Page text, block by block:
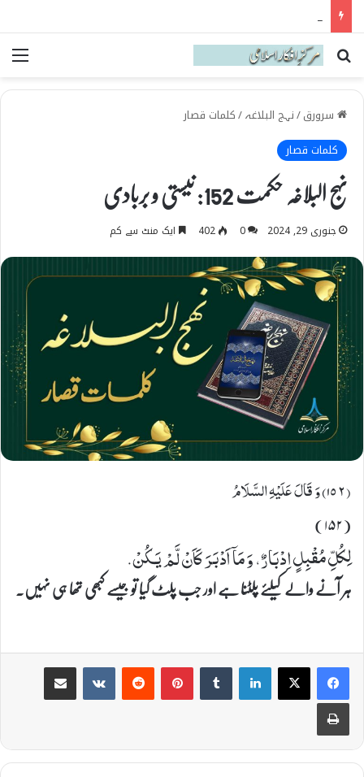
نہج البلاغہ میں حقیقی شیعہ کی پہچان
Search for
سرورق/نہج البلاغہ/کلمات قصار
کلمات قصار
نہج البلاغہ حکمت 152: نیستی و بربادی
جنوری 29, 2024 0
402 ایک منٹ سے کم
(۱٥٢) وَ قَالَ عَلَیْهِ السَّلَامُ
(۱۵۲)
لِكُلِّ مُقْبِلٍ اِدْبَارٌ، وَ مَاۤ اَدْبَرَ كَاَنْ لَّمْ یَكُنْ.
ہر آنے والے کیلئے پلٹنا ہے اور جب پلٹ گیا تو جیسے کبھی تھا ہی نہیں۔